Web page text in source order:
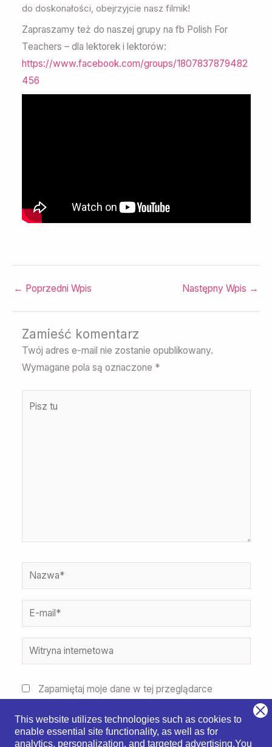
This website utilizes technologies such as cookies to
enable essential site functionality, as well as for
analytics, personalization, and targeted advertising.You
do doskonałości, obejrzyjcie nasz filmik!
Zapraszamy też do naszej grupy na fb Polish For
Teachers – dla lektorek i lektorów:
https://www.facebook.com/groups/1807837879482
456
← Poprzedni Wpis Następny Wpis →
Zamieść komentarz
Twój adres e-mail nie zostanie opublikowany.
Wymagane pola są oznaczone *
Nazwa*
E-
mail*
Witryna
internetowa
Zapamiętaj moje dane w tej przeglądarce